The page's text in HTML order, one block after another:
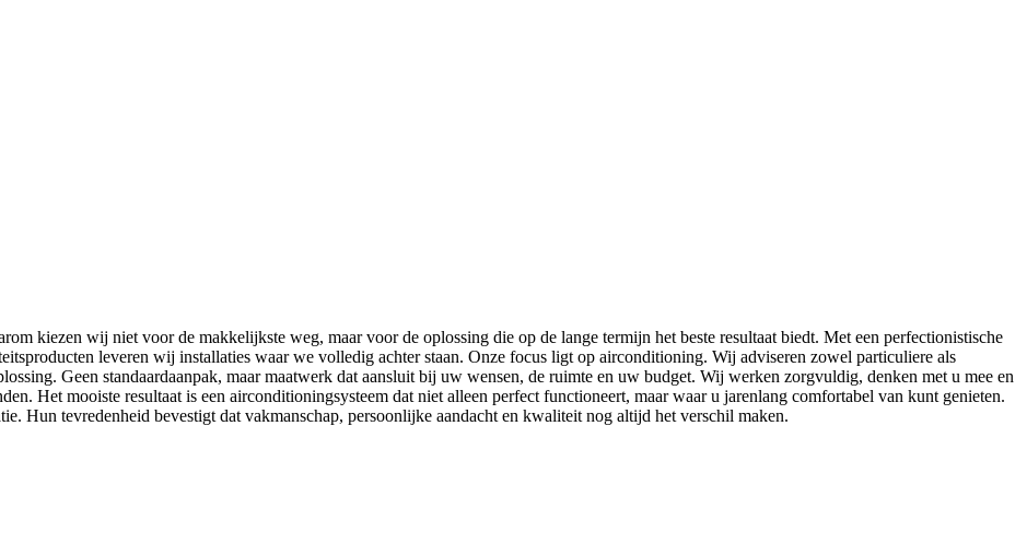
kiezen wij niet voor de makkelijkste weg, maar voor de oplossing die op de lange termijn het beste resultaat biedt. Met een perfectionistische
leveren wij installaties waar we volledig achter staan. Onze focus ligt op airconditioning. Wij adviseren zowel particuliere als
Geen standaardaanpak, maar maatwerk dat aansluit bij uw wensen, de ruimte en uw budget. Wij werken zorgvuldig, denken met u mee en
Het mooiste resultaat is een airconditioningsysteem dat niet alleen perfect functioneert, maar waar u jarenlang comfortabel van kunt genieten.
Hun tevredenheid bevestigt dat vakmanschap, persoonlijke aandacht en kwaliteit nog altijd het verschil maken.